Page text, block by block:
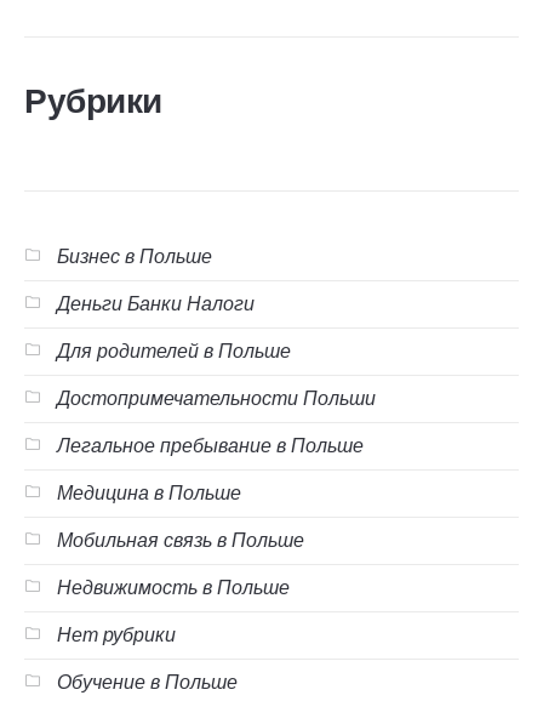
Рубрики
Бизнес в Польше
Деньги Банки Налоги
Для родителей в Польше
Достопримечательности Польши
Легальное пребывание в Польше
Медицина в Польше
Мобильная связь в Польше
Недвижимость в Польше
Нет рубрики
Обучение в Польше